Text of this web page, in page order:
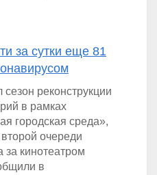
за сутки еще 81
реконструкции
в рамках
городская среда»,
очереди
за кинотеатром
в